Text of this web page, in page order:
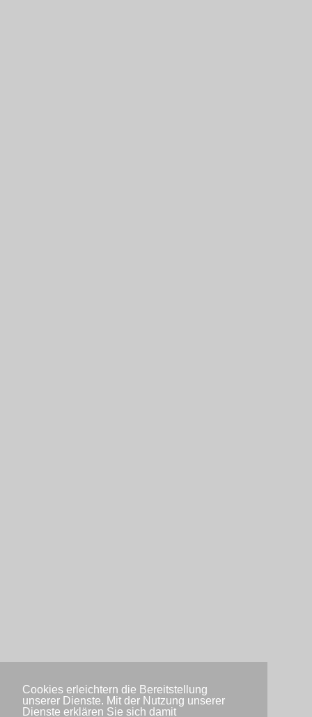
Cookies erleichtern die Bereitstellung
unserer Dienste. Mit der Nutzung unserer
Dienste erklären Sie sich damit